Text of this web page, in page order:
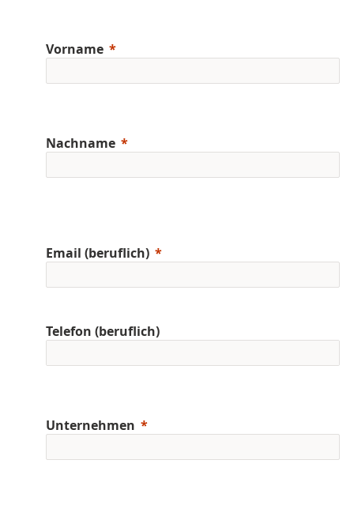
Vorname
Nachname
Email (beruflich)
Telefon (beruflich)
Unternehmen